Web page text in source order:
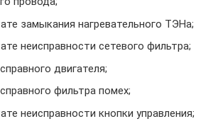
замыкания нагревательного ТЭНа;
неисправности сетевого фильтра;
двигателя;
фильтра помех;
неисправности кнопки управления;